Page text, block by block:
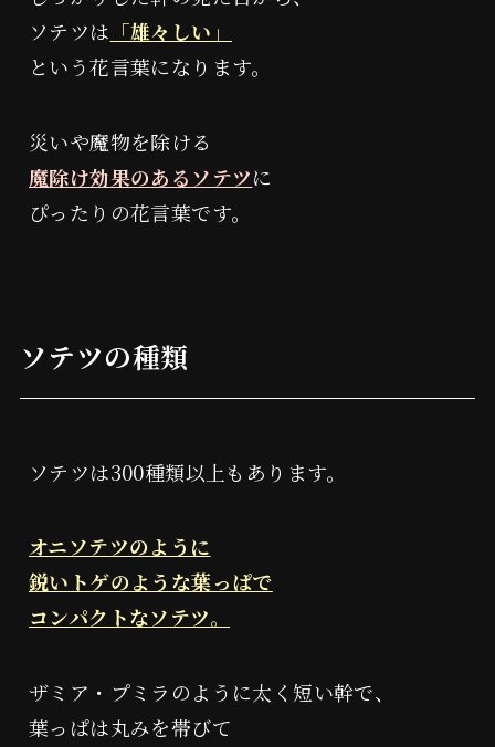
読み物
プライバシーポリシー
ソテツは 「雄々しい」
という花言葉になります。
災いや魔物を除ける
魔除け効果のあるソテツに
ぴったりの花言葉です。
ソテツの種類
ソテツは300種類以上もあります。
オニソテツのように
鋭いトゲのような葉っぱで
コンパクトなソテツ。
ザミア・プミラのように太く短い幹で、
葉っぱは丸みを帯びて